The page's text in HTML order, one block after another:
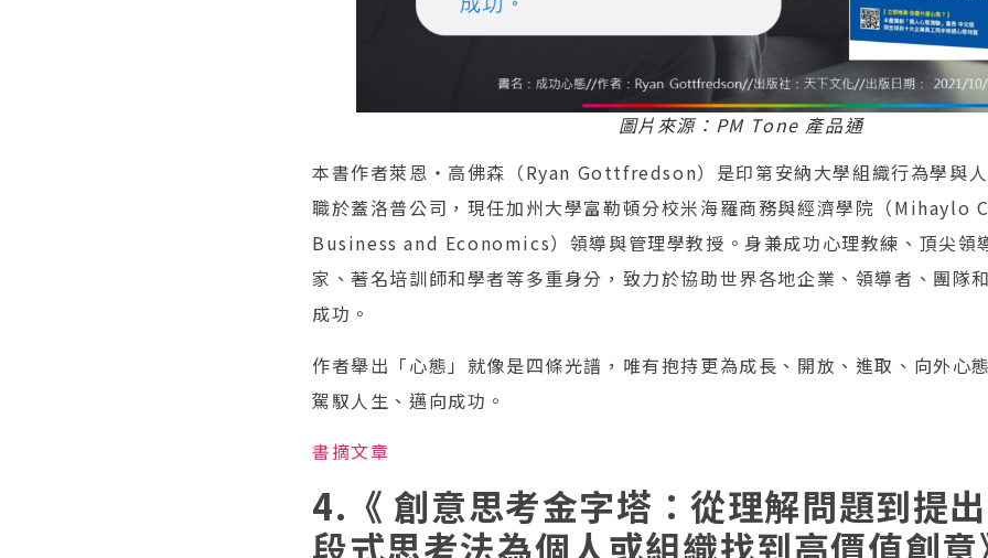
圖片來源：PM Tone 產品通
本書作者萊恩‧高佛森（Ryan Gottfredson）是印第安納大學組織行為學與
職於蓋洛普公司，現任加州大學富勒頓分校米海羅商務與經濟學院（
Business and Economics）領導與管理學教授。身兼成功心理教練、頂尖領
家、著名培訓師和學者等多重身分，致力於協助世界各地企業、領導者、團隊
成功。
作者舉出「心態」就像是四條光譜，唯有抱持更為成長、開放、進取、向外心
駕馭人生、邁向成功。
書摘文章
4.《 創意思考金字塔：從理解問題到提
段式思考法為個人或組織找到高價值創